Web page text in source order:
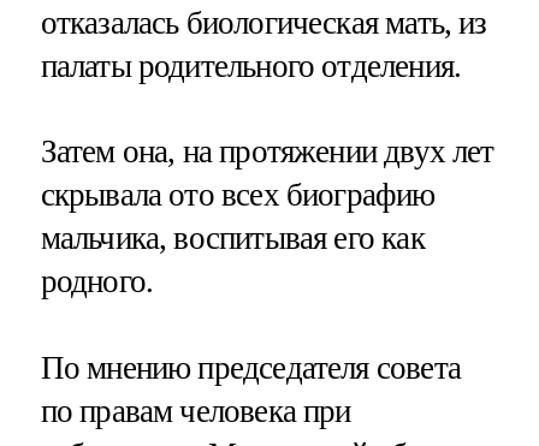
отказалась биологическая мать, из
палаты родительного отделения.
Затем она, на протяжении двух лет
скрывала ото всех биографию
мальчика, воспитывая его как
родного.
По мнению председателя совета
по правам человека при